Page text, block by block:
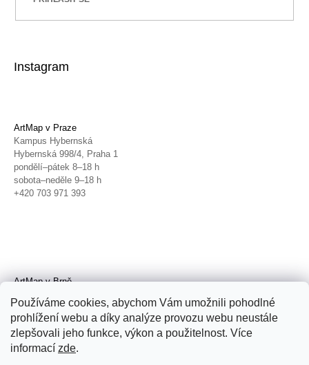
Používáme cookies, abychom Vám umožnili pohodlné
prohlížení webu a díky analýze provozu webu neustále
zlepšovali jeho funkce, výkon a použitelnost. Více
informací zde.
Instagram
ArtMap v Praze
Kampus Hybernská
Hybernská 998/4, Praha 1
pondělí–pátek 8–18 h
sobota–neděle 9–18 h
+420 703 971 393
ArtMap v Brně
Radnická 4, Brno
úterý–pátek 11–19 h
sobota 14–19 h
+420 702 152 298